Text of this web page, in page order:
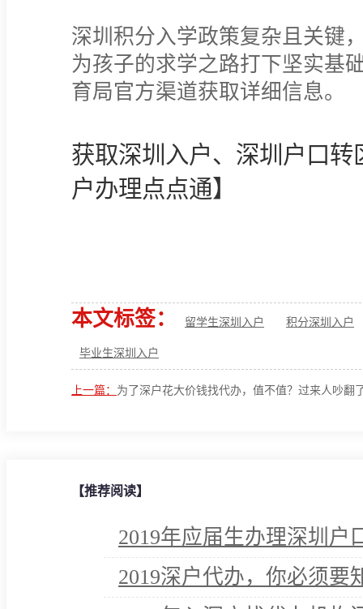
深圳积分入学政策复杂且关键
为孩子的求学之路打下坚实基
育局官方渠道获取详细信息。
获取深圳入户、深圳户口
户办理点点通】
本文标签： 留学生深圳入户 积分深圳入户
毕业生深圳入户
上一篇： 为了深户花大价钱找代办，值不值？过来人吵翻
【推荐阅读】
2019年应届生办理深圳户
2019深户代办，你必须要